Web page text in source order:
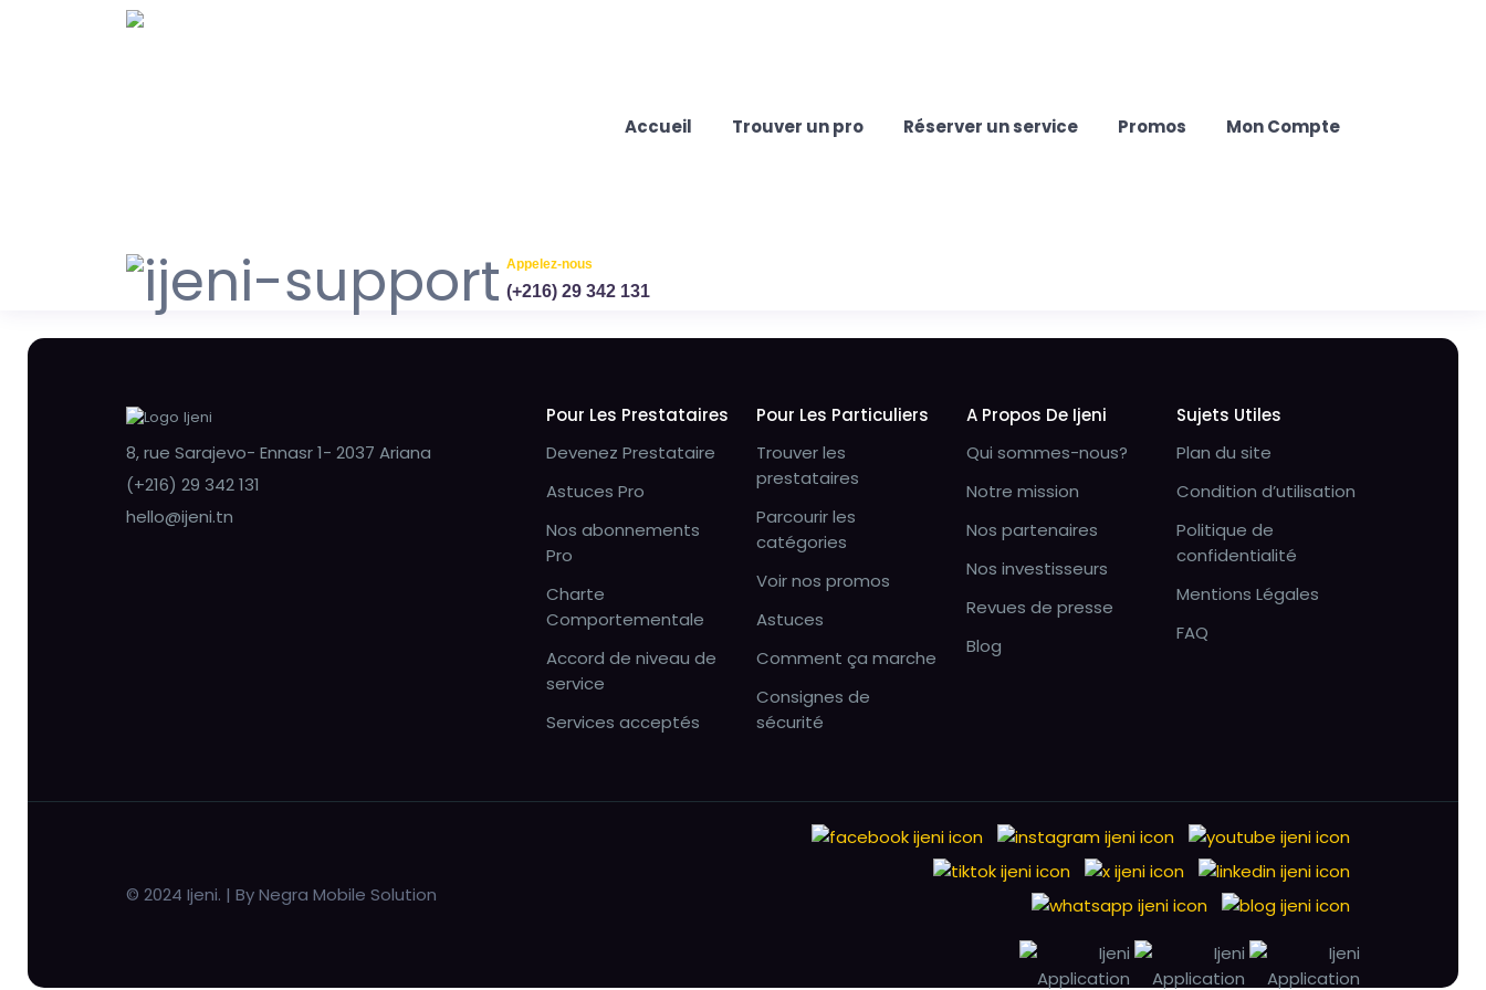
Accueil Trouver un pro Réserver un service Promos Mon Compte
Appelez-nous
(+216) 29 342 131
8, rue Sarajevo- Ennasr 1- 2037 Ariana
(+216) 29 342 131
hello@ijeni.tn
Pour Les Prestataires
Devenez Prestataire
Astuces Pro
Nos abonnements
Pro
Charte
Comportementale
Accord de niveau de
service
Services acceptés
Pour Les Particuliers
Trouver les
prestataires
Parcourir les
catégories
Voir nos promos
Astuces
Comment ça marche
Consignes de
sécurité
A Propos De Ijeni
Qui sommes-nous?
Notre mission
Nos partenaires
Nos investisseurs
Revues de presse
Blog
Sujets Utiles
Plan du site
Condition d’utilisation
Politique de
confidentialité
Mentions Légales
FAQ
© 2024 Ijeni. | By Negra Mobile Solution